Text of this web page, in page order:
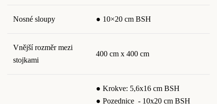
Nosné sloupy ● 10×20 cm BSH
Vnější rozměr mezi
stojkami
400 cm x 400 cm
● Krokve: 5,6x16 cm BSH
● Pozednice - 10x20 cm BSH